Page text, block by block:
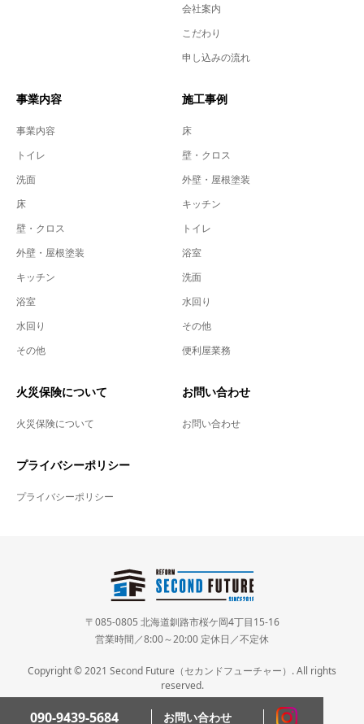
会社案内
こだわり
申し込みの流れ
事業内容
事業内容
トイレ
洗面
床
壁・クロス
外壁・屋根塗装
キッチン
浴室
水回り
その他
施工事例
床
壁・クロス
外壁・屋根塗装
キッチン
トイレ
浴室
洗面
水回り
その他
便利屋業務
火災保険について
火災保険について
お問い合わせ
お問い合わせ
プライバシーポリシー
プライバシーポリシー
〒085-0805 北海道釧路市桜ケ岡4丁目15-16
営業時間／8:00～20:00 定休日／不定休
Copyright © 2021 Second Future（セカンドフューチャー）. All rights
reserved.
090-9439-5684 お問い合わせ